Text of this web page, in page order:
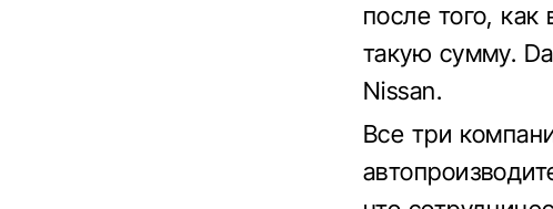
после того,
такую ​​сумму.
Nissan.
Все три